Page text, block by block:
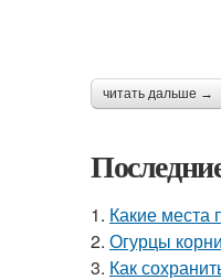
читать дальше →
1. Какие места
2. Огурцы
3. Как